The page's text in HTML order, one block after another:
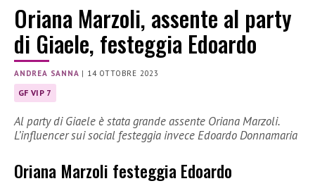
Oriana Marzoli, assente al party
di Giaele, festeggia Edoardo
ANDREA SANNA | 14 OTTOBRE 2023
GF VIP 7
Al party di Giaele è stata grande assente Oriana Marzoli.
L’influencer sui social festeggia invece Edoardo Donnamaria
Oriana Marzoli festeggia Edoardo